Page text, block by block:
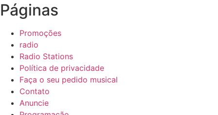
Páginas
Promoções
radio
Radio Stations
Política de privacidade
Faça o seu pedido musical
Contato
Anuncie